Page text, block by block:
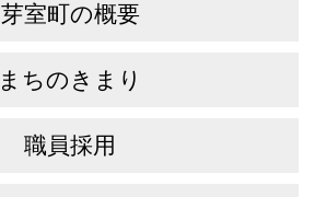
芽室町の概要
まちのきまり
職員採用